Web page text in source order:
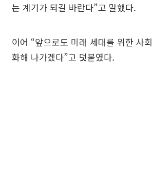
는 계기가 되길 바란다”고 말했다.
이어 “앞으로도 미래 세대를 위한 사
화해 나가겠다”고 덧붙였다.